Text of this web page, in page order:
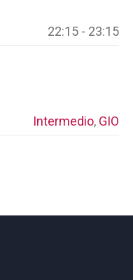
22:15 - 23:15
Intermedio, GIO